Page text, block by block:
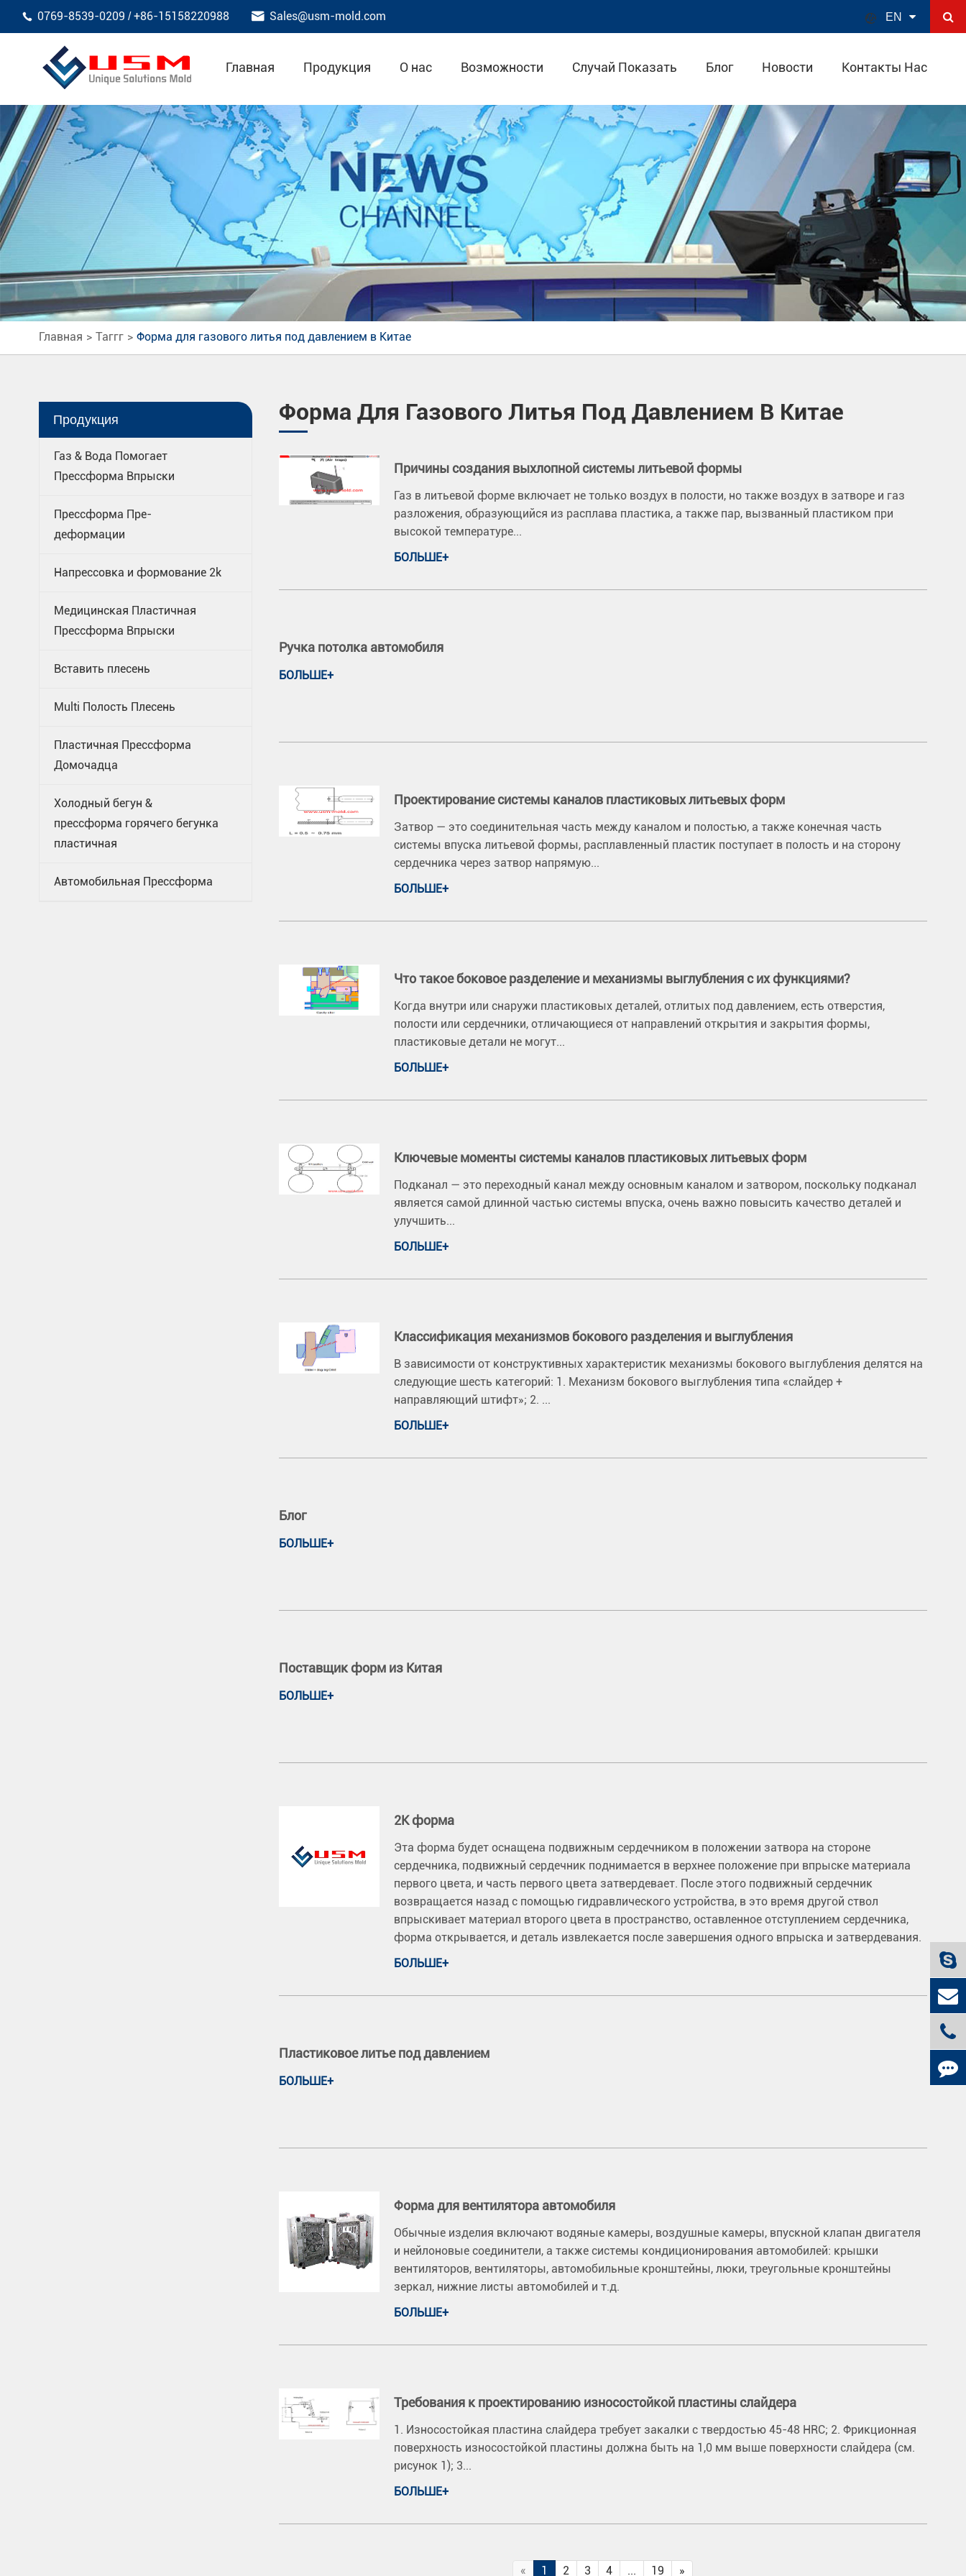
 0769-8539-0209 /+86-15158220988  Sales@usm-mold.com  EN
Главная Продукция О нас Возможности Случай Показать Блог Новости Контакты Нас
Главная Таггг Форма для газового литья под давлением в Китае
Продукция
Газ & Вода Помогает
Прессформа Впрыски
Прессформа Пре-
деформации
Напрессовка и формование 2k
Медицинская Пластичная
Прессформа Впрыски
Вставить плесень
Multi Полость Плесень
Пластичная Прессформа
Домочадца
Холодный бегун &
прессформа горячего бегунка
пластичная
Автомобильная Прессформа
Форма Для Газового Литья Под Давлением В Китае
Причины создания выхлопной системы литьевой формы
Газ в литьевой форме включает не только воздух в полости, но также воздух в затворе и газ
разложения, образующийся из расплава пластика, а также пар, вызванный пластиком при
высокой температуре...
БОЛЬШЕ+
Ручка потолка автомобиля
БОЛЬШЕ+
Проектирование системы каналов пластиковых литьевых форм
Затвор — это соединительная часть между каналом и полостью, а также конечная часть
системы впуска литьевой формы, расплавленный пластик поступает в полость и на сторону
сердечника через затвор напрямую...
БОЛЬШЕ+
Что такое боковое разделение и механизмы выглубления с их функциями?
Когда внутри или снаружи пластиковых деталей, отлитых под давлением, есть отверстия,
полости или сердечники, отличающиеся от направлений открытия и закрытия формы,
пластиковые детали не могут...
БОЛЬШЕ+
Ключевые моменты системы каналов пластиковых литьевых форм
Подканал — это переходный канал между основным каналом и затвором, поскольку подканал
является самой длинной частью системы впуска, очень важно повысить качество деталей и
улучшить...
БОЛЬШЕ+
Классификация механизмов бокового разделения и выглубления
В зависимости от конструктивных характеристик механизмы бокового выглубления делятся на
следующие шесть категорий: 1. Механизм бокового выглубления типа «слайдер +
направляющий штифт»; 2. ...
БОЛЬШЕ+
Блог
БОЛЬШЕ+
Поставщик форм из Китая
БОЛЬШЕ+
2K форма
Эта форма будет оснащена подвижным сердечником в положении затвора на стороне
сердечника, подвижный сердечник поднимается в верхнее положение при впрыске материала
первого цвета, и часть первого цвета затвердевает. После этого подвижный сердечник
возвращается назад с помощью гидравлического устройства, в это время другой ствол
впрыскивает материал второго цвета в пространство, оставленное отступлением сердечника,
форма открывается, и деталь извлекается после завершения одного впрыска и затвердевания.
БОЛЬШЕ+
Пластиковое литье под давлением
БОЛЬШЕ+
Форма для вентилятора автомобиля
Обычные изделия включают водяные камеры, воздушные камеры, впускной клапан двигателя
и нейлоновые соединители, а также системы кондиционирования автомобилей: крышки
вентиляторов, вентиляторы, автомобильные кронштейны, люки, треугольные кронштейны
зеркал, нижние листы автомобилей и т.д.
БОЛЬШЕ+
Требования к проектированию износостойкой пластины слайдера
1. Износостойкая пластина слайдера требует закалки с твердостью 45-48 HRC; 2. Фрикционная
поверхность износостойкой пластины должна быть на 1,0 мм выше поверхности слайдера (см.
рисунок 1); 3...
БОЛЬШЕ+
« 1 2 3 4 ... 19 »